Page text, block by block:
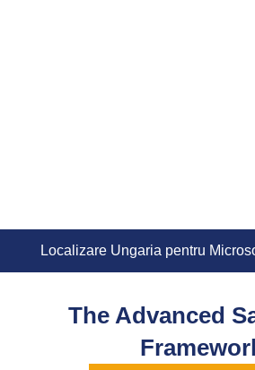
Localizare Ungaria pentru
The Advanced